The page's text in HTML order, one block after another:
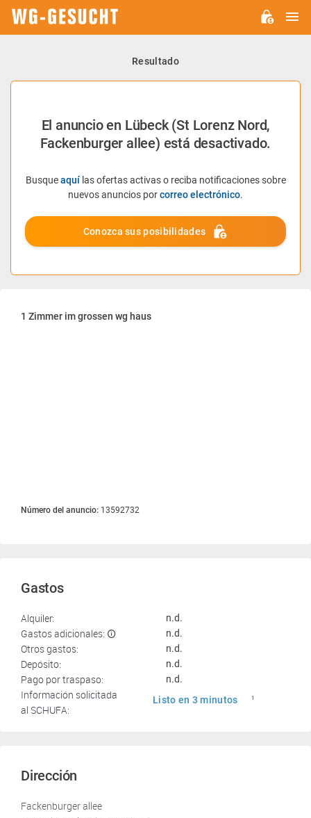
Resultado
El anuncio en Lübeck (St Lorenz Nord,
Fackenburger allee) está desactivado.
Busqueaquílas ofertas activas o reciba notificaciones sobre
nuevos anuncios porcorreo electrónico.
Conozca sus posibilidades
1 Zimmer im grossen wg haus
Número del anuncio: 13592732
Gastos
Alquiler: n.d.
Gastos adicionales: n.d.
Otros gastos: n.d.
Depósito: n.d.
Pago por traspaso: n.d.
Información solicitada
al SCHUFA:
Listo en 3 minutos 1
Dirección
Fackenburger allee